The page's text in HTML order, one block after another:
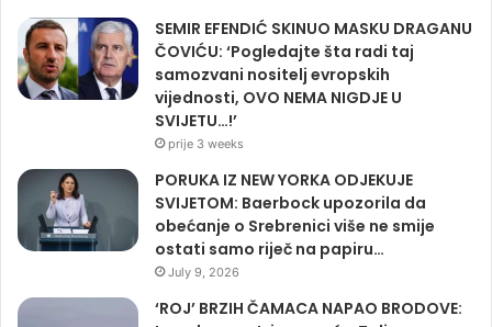
SEMIR EFENDIĆ SKINUO MASKU DRAGANU
ČOVIĆU: ‘Pogledajte šta radi taj
samozvani nositelj evropskih
vijednosti, OVO NEMA NIGDJE U
SVIJETU…!’
prije 3 weeks
PORUKA IZ NEW YORKA ODJEKUJE
SVIJETOM: Baerbock upozorila da
obećanje o Srebrenici više ne smije
ostati samo riječ na papiru…
July 9, 2026
‘ROJ’ BRZIH ČAMACA NAPAO BRODOVE: